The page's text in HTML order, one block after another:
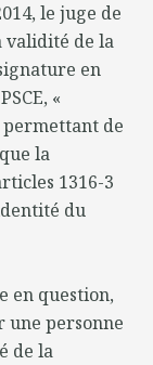
le juge de
validité de la
en
«
permettant de
la
1316-3
du
en question,
personne
de la